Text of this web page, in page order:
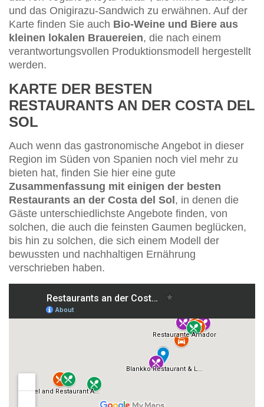
und das Onigirazu-Sandwich zu erwähnen. Auf der
Karte finden Sie auch Bio-Weine und Biere aus
kleinen lokalen Brauereien, die nach einem
verantwortungsvollen Produktionsmodell hergestellt
werden.
KARTE DER BESTEN
RESTAURANTS AN DER COSTA DEL
SOL
Auch wenn das gastronomische Angebot in dieser
Region im Süden von Spanien noch viel mehr zu
bieten hat, finden Sie hier eine gute
Zusammenfassung mit einigen der besten
Restaurants an der Costa del Sol , in denen die
Gäste unterschiedlichste Angebote finden, von
solchen, die auch die feinsten Gaumen beglücken,
bis hin zu solchen, die sich einem Modell der
bewussten und nachhaltigen Ernährung
verschrieben haben.